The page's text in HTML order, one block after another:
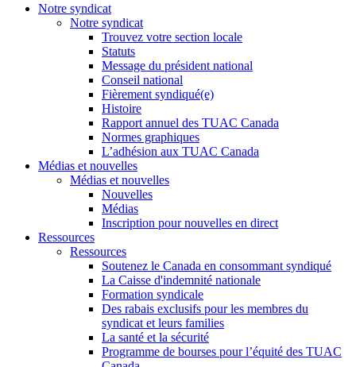
Notre syndicat
Notre syndicat
Trouvez votre section locale
Statuts
Message du président national
Conseil national
Fièrement syndiqué(e)
Histoire
Rapport annuel des TUAC Canada
Normes graphiques
L’adhésion aux TUAC Canada
Médias et nouvelles
Médias et nouvelles
Nouvelles
Médias
Inscription pour nouvelles en direct
Ressources
Ressources
Soutenez le Canada en consommant syndiqué
La Caisse d'indemnité nationale
Formation syndicale
Des rabais exclusifs pour les membres du
syndicat et leurs families
La santé et la sécurité
Programme de bourses pour l’équité des TUAC